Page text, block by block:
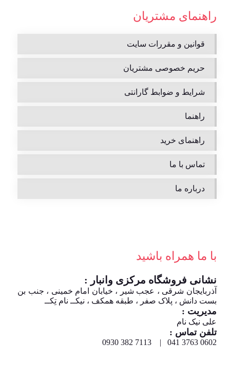
راهنمای مشتریان
قوانین و مقررات سایت
حریم خصوصی مشتریان
شرایط و ضوابط گارانتی
راهنما
راهنمای خرید
تماس با ما
درباره ما
با ما همراه باشید
نشانی فروشگاه مرکزی وانبار :
آذربایجان شرقی ، عجب شیر ، خیابان امام خمینی ، جنب بن
بست دانش ، پلاک صفر ، طبقه همکف ، نیکــ نام تِکــ
مدیریت :
علی نیک نام
تلفن تماس :
0602 3763 041 | 7113 382 0930